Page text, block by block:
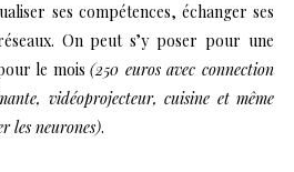
ses compétences, échanger ses
On peut s’y poser pour une
le mois(250 euros avec connection
vidéoprojecteur, cuisine et même
les neurones).